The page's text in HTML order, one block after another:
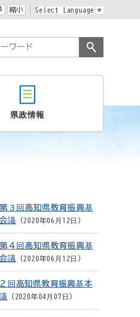
縮小 Select Language ▼
県政情報
３回高知県教育振興基
議
2020年06月12日
４回高知県教育振興基
議
2020年06月12日
回高知県教育振興基本
2020年04月07日